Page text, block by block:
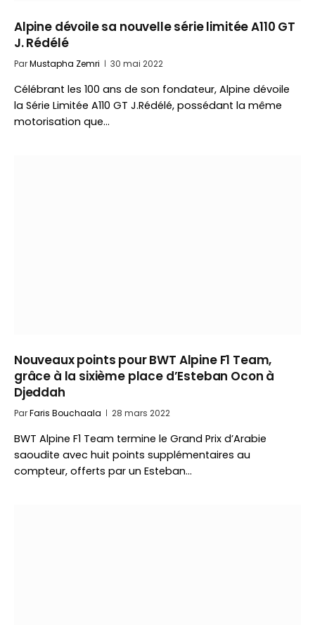
Alpine dévoile sa nouvelle série limitée A110 GT
J. Rédélé
ParMustapha Zemri 30 mai 2022
Célébrant les 100 ans de son fondateur, Alpine dévoile
la Série Limitée A110 GT J.Rédélé, possédant la même
motorisation que…
Nouveaux points pour BWT Alpine F1 Team,
grâce à la sixième place d’Esteban Ocon à
Djeddah
ParFaris Bouchaala 28 mars 2022
BWT Alpine F1 Team termine le Grand Prix d’Arabie
saoudite avec huit points supplémentaires au
compteur, offerts par un Esteban…